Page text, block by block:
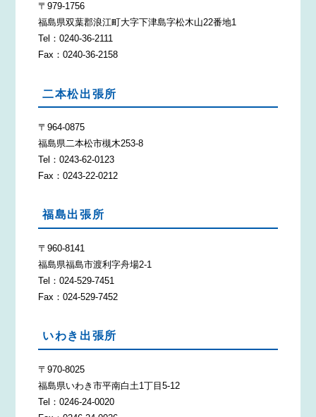
〒979-1756
福島県双葉郡浪江町大字下津島字松木山22番地1
Tel：0240-36-2111
Fax：0240-36-2158
二本松出張所
〒964-0875
福島県二本松市槻木253-8
Tel：0243-62-0123
Fax：0243-22-0212
福島出張所
〒960-8141
福島県福島市渡利字舟場2-1
Tel：024-529-7451
Fax：024-529-7452
いわき出張所
〒970-8025
福島県いわき市平南白土1丁目5-12
Tel：0246-24-0020